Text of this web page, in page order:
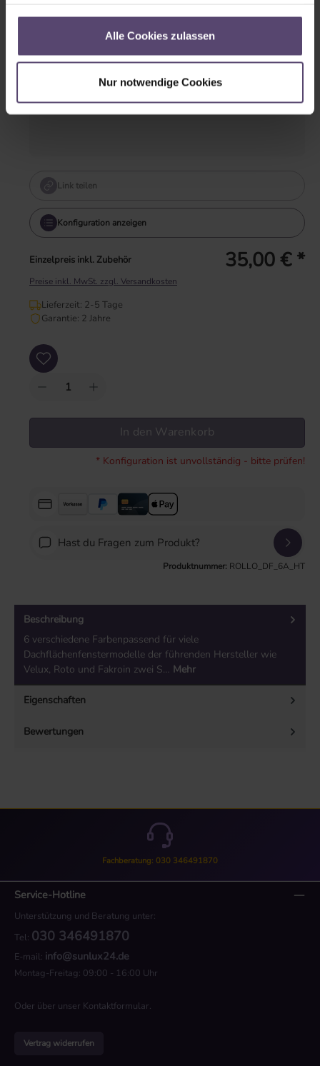
gesammelt haben.
Alle Cookies zulassen
Nur notwendige Cookies
* Bitte den Typ des Velux GGL auswählen
Link teilen
Konfiguration anzeigen
Einzelpreis inkl. Zubehör 35,00 € *
Preise inkl. MwSt. zzgl. Versandkosten
Lieferzeit: 2-5 Tage
Garantie: 2 Jahre
Produkt Anzahl: Gib den gewünschten Wert ein oder benutze die Schaltflächen
In den Warenkorb
* Konfiguration ist unvollständig - bitte prüfen!
Hast du Fragen zum Produkt?
Produktnummer: ROLLO_DF_6A_HT
Beschreibung
6 verschiedene Farbenpassend für viele
Dachflächenfenstermodelle der führenden Hersteller wie
Velux, Roto und Fakroin zwei S… Mehr
Eigenschaften
Bewertungen
Fachberatung: 030 346491870
Service-Hotline
Unterstützung und Beratung unter:
Tel: 030 346491870
E-mail: info@sunlux24.de
Montag-Freitag: 09:00 - 16:00 Uhr
Oder über unser Kontaktformular.
Vertrag widerrufen